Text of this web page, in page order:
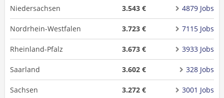
Niedersachsen 3.543 € 4879 Jobs
Nordrhein-Westfalen 3.723 € 7115 Jobs
Rheinland-Pfalz 3.673 € 3933 Jobs
Saarland 3.602 € 328 Jobs
Sachsen 3.272 € 3001 Jobs